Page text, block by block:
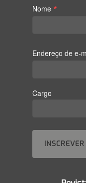
Nome *
Endereço de e-
Cargo